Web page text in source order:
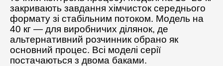
закривають завдання хімчисток середнього
формату зі стабільним потоком. Модель на
40 кг — для виробничих ділянок, де
альтернативний розчинник обрано як
основний процес. Всі моделі серії
постачаються з двома баками.